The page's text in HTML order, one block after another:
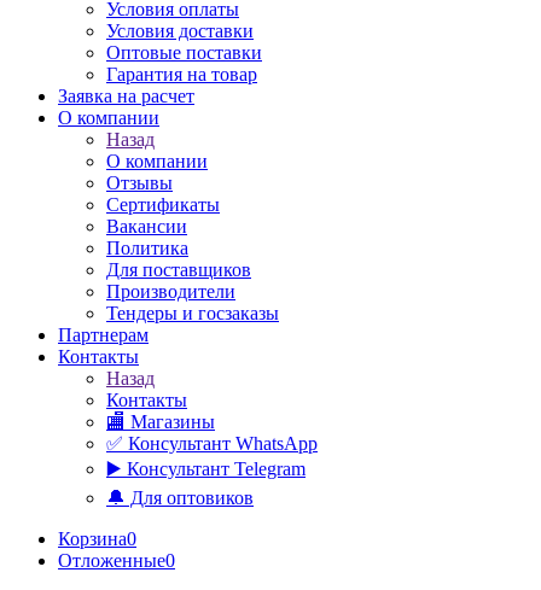
Условия оплаты
Условия доставки
Оптовые поставки
Гарантия на товар
Заявка на расчет
О компании
Назад
О компании
Отзывы
Сертификаты
Вакансии
Политика
Для поставщиков
Производители
Тендеры и госзаказы
Партнерам
Контакты
Назад
Контакты
🏬 Магазины
✅️ Консультант WhatsApp
▶️ Консультант Telegram
🔔 Для оптовиков
Корзина0
Отложенные0